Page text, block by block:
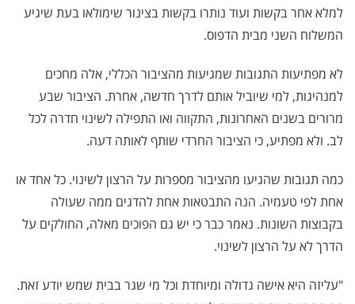
למלא אחר בקשות ועוד נותרו בקשות בצינור שימולאו בעת שיגיע
המשלוח השני מבית הדפוס.
לא מפתיעות התגובות שמגיעות מהציבור הכללי, אלה מחכים
למנהיגות, למי שיוביל אותם לדרך חדשה, אחרת. הציבור שבע
מרורים בשנים האחרונות, התקווה ואו התפילה לשינוי חדרה לכל
לב. ולא מפתיע, כי הציבור החרדי שותף לאותה דעה.
כמה תגובות שהגיעו מהציבור מספרות על הרצון לשינוי. כל אחד או
אחת לפי טעמיה. הנה התבטאות אחת להדגים ממה שעולה
בקבוצות השונות. נאמר כבר כי יש גם הפוכים מאלה, החולקים על
הדרך לא על הרצון לשינוי.
"עליזה היא אישה גדולה ומיוחדת וכל מי שגר בבית שמש יודע זאת.